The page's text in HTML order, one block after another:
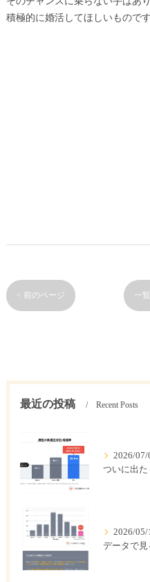
積極的に婚活してほしいもので
< 前のページ 一
最近の投稿 Recent Posts
2026/07/
ついに出た
2026/05/
データで見